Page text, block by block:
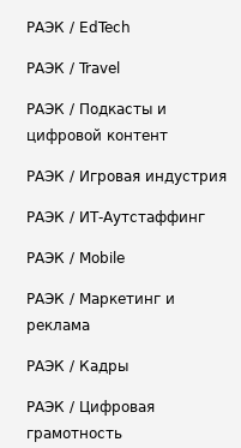
РАЭК / EdTech
РАЭК / Travel
РАЭК / Подкасты и
цифровой контент
РАЭК / Игровая индустрия
РАЭК / ИТ-Аутстаффинг
РАЭК / Mobile
РАЭК / Маркетинг и
реклама
РАЭК / Кадры
РАЭК / Цифровая
грамотность